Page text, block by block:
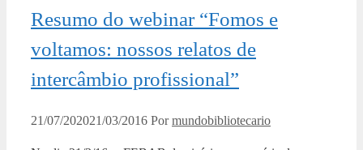
Resumo do webinar “Fomos e
voltamos: nossos relatos de
intercâmbio profissional”
21/07/202021/03/2016 Pormundobibliotecario